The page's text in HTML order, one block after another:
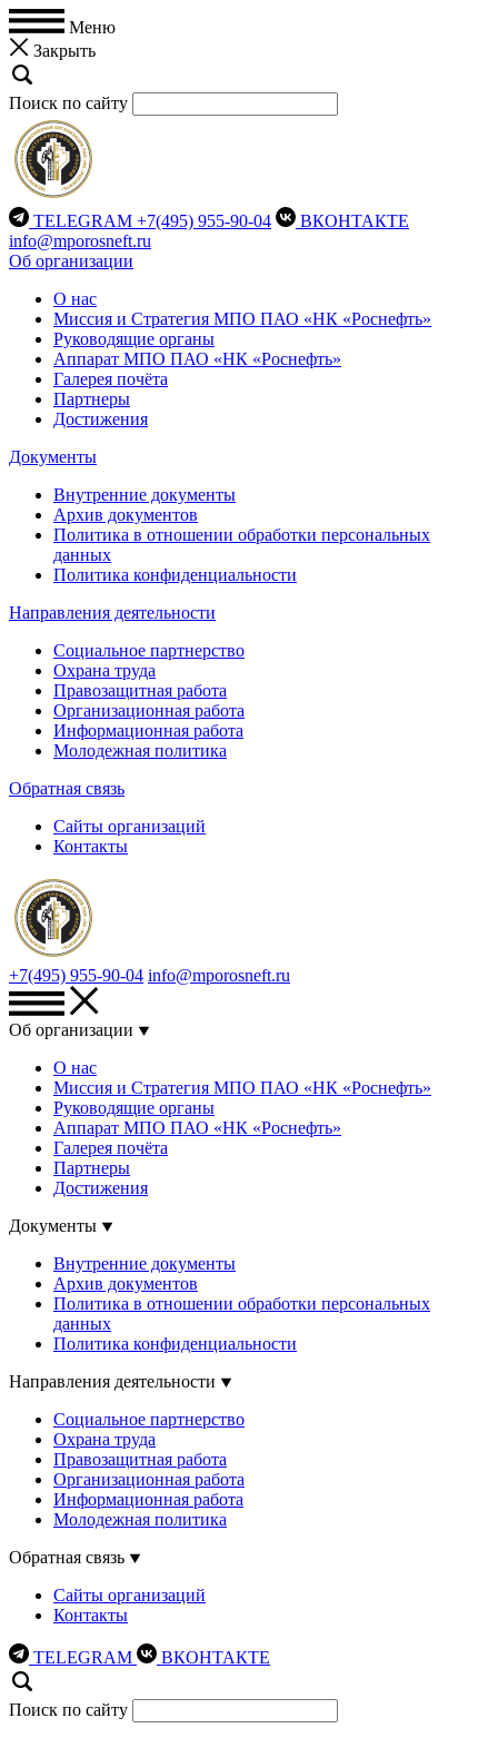
Меню
Закрыть
Поиск по сайту
TELEGRAM +7(495) 955-90-04
ВКОНТАКТЕ
info@mporosneft.ru
Об организации
О нас
Миссия и Стратегия МПО ПАО «НК «Роснефть»
Руководящие органы
Аппарат МПО ПАО «НК «Роснефть»
Галерея почёта
Партнеры
Достижения
Документы
Внутренние документы
Архив документов
Политика в отношении обработки персональных
данных
Политика конфиденциальности
Направления деятельности
Социальное партнерство
Охрана труда
Правозащитная работа
Организационная работа
Информационная работа
Молодежная политика
Обратная связь
Сайты организаций
Контакты
+7(495) 955-90-04 info@mporosneft.ru
Об организации
О нас
Миссия и Стратегия МПО ПАО «НК «Роснефть»
Руководящие органы
Аппарат МПО ПАО «НК «Роснефть»
Галерея почёта
Партнеры
Достижения
Документы
Внутренние документы
Архив документов
Политика в отношении обработки персональных
данных
Политика конфиденциальности
Направления деятельности
Социальное партнерство
Охрана труда
Правозащитная работа
Организационная работа
Информационная работа
Молодежная политика
Обратная связь
Сайты организаций
Контакты
TELEGRAM ВКОНТАКТЕ
Поиск по сайту